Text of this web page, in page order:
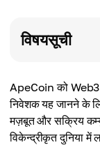
विषयसूची
ApeCoin को Web3
निवेशक यह जानने के
मज़बूत और सक्रिय
विकेन्द्रीकृत दुनिया में